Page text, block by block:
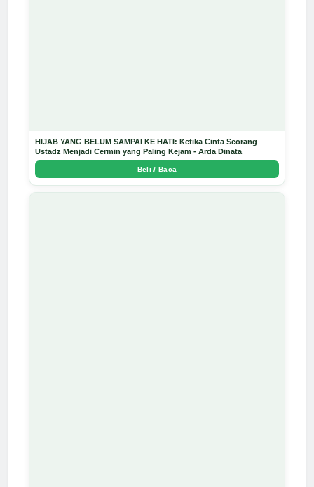
HIJAB YANG BELUM SAMPAI KE HATI: Ketika Cinta Seorang
Ustadz Menjadi Cermin yang Paling Kejam - Arda Dinata
Beli / Baca